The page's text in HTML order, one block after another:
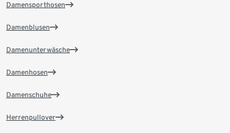
Damensporthosen
Damenblusen
Damenunterwäsche
Damenhosen
Damenschuhe
Herrenpullover